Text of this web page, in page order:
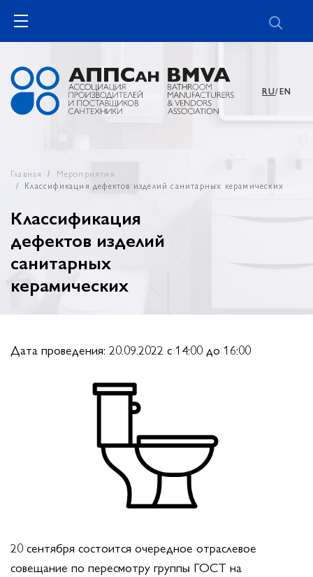
RU/EN
Главная
Мероприятия
Классификация дефектов изделий санитарных керамических
Классификация
дефектов изделий
санитарных
керамических
Дата проведения: 20.09.2022 c 14:00 до 16:00
20 сентября состоится очередное отраслевое
совещание по пересмотру группы ГОСТ на